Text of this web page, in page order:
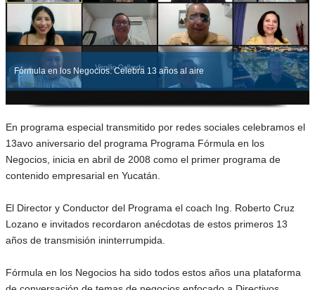
Fórmula en los Negocios. Celebra 13 años al aire
En programa especial transmitido por redes sociales celebramos el
13avo aniversario del programa Programa Fórmula en los
Negocios, inicia en abril de 2008 como el primer programa de
contenido empresarial en Yucatán.
El Director y Conductor del Programa el coach Ing. Roberto Cruz
Lozano e invitados recordaron anécdotas de estos primeros 13
años de transmisión ininterrumpida.
Fórmula en los Negocios ha sido todos estos años una plataforma